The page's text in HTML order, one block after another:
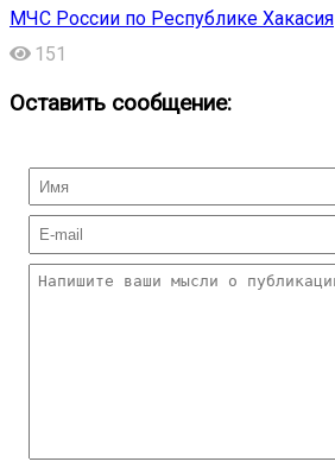
МЧС России по Республике Хакасия
151
Оставить сообщение: